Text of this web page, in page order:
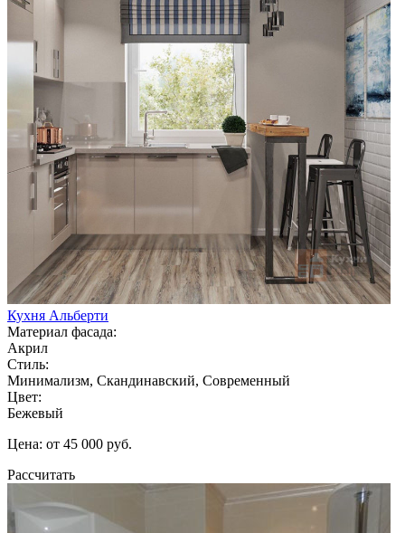
Кухня Альберти
Материал фасада:
Акрил
Стиль:
Минимализм, Скандинавский, Современный
Цвет:
Бежевый
Цена: от 45 000 руб.
Рассчитать